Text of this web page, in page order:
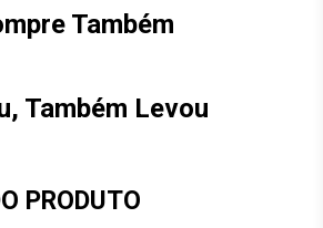
Também
Também Levou
PRODUTO